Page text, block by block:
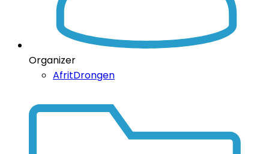
Organizer
AfritDrongen